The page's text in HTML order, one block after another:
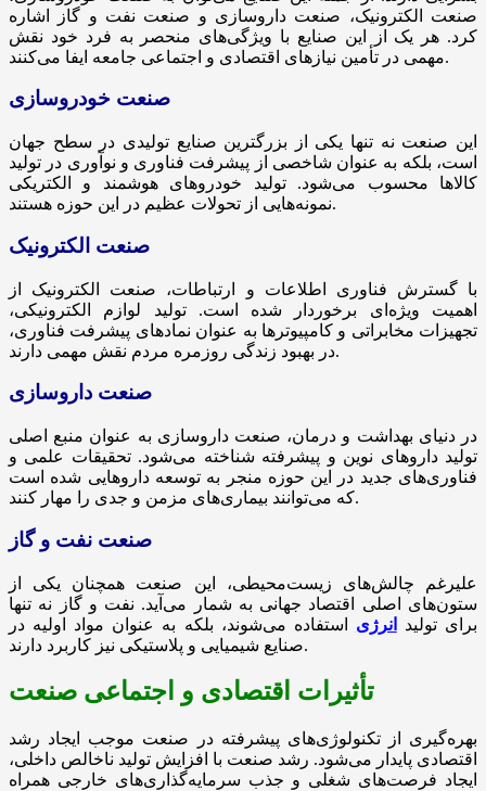
صنعت الکترونیک، صنعت داروسازی و صنعت نفت و گاز اشاره
کرد. هر یک از این صنایع با ویژگی‌های منحصر به فرد خود نقش
مهمی در تأمین نیازهای اقتصادی و اجتماعی جامعه ایفا می‌کنند.
صنعت خودروسازی
این صنعت نه تنها یکی از بزرگترین صنایع تولیدی در سطح جهان
است، بلکه به عنوان شاخصی از پیشرفت فناوری و نوآوری در تولید
کالاها محسوب می‌شود. تولید خودروهای هوشمند و الکتریکی
نمونه‌هایی از تحولات عظیم در این حوزه هستند.
صنعت الکترونیک
با گسترش فناوری اطلاعات و ارتباطات، صنعت الکترونیک از
اهمیت ویژه‌ای برخوردار شده است. تولید لوازم الکترونیکی،
تجهیزات مخابراتی و کامپیوترها به عنوان نمادهای پیشرفت فناوری،
در بهبود زندگی روزمره مردم نقش مهمی دارند.
صنعت داروسازی
در دنیای بهداشت و درمان، صنعت داروسازی به عنوان منبع اصلی
تولید داروهای نوین و پیشرفته شناخته می‌شود. تحقیقات علمی و
فناوری‌های جدید در این حوزه منجر به توسعه داروهایی شده است
که می‌توانند بیماری‌های مزمن و جدی را مهار کنند.
صنعت نفت و گاز
علیرغم چالش‌های زیست‌محیطی، این صنعت همچنان یکی از
ستون‌های اصلی اقتصاد جهانی به شمار می‌آید. نفت و گاز نه تنها
برای تولید
انرژی
استفاده می‌شوند، بلکه به عنوان مواد اولیه در
صنایع شیمیایی و پلاستیکی نیز کاربرد دارند.
تأثیرات اقتصادی و اجتماعی صنعت
بهره‌گیری از تکنولوژی‌های پیشرفته در صنعت موجب ایجاد رشد
اقتصادی پایدار می‌شود. رشد صنعت با افزایش تولید ناخالص داخلی،
ایجاد فرصت‌های شغلی و جذب سرمایه‌گذاری‌های خارجی همراه